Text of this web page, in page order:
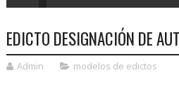
EDICTO DESIGNACIÓN DE
Admin modelos de edictos